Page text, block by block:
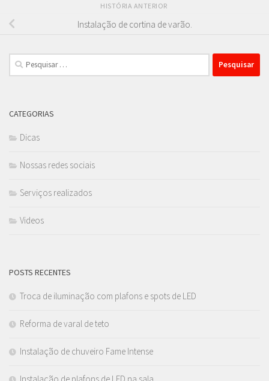
HISTÓRIA ANTERIOR
Instalação de cortina de varão.
Pesquisar
por:
CATEGORIAS
Dicas
Nossas redes sociais
Serviços realizados
Videos
POSTS RECENTES
Troca de iluminação com plafons e spots de LED
Reforma de varal de teto
Instalação de chuveiro Fame Intense